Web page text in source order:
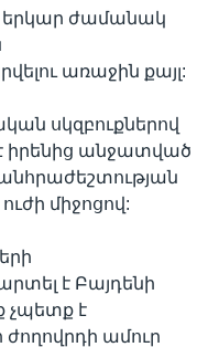
երկար ժամանակ
առաջին քայլ:
սկզբուքներով
իրենից անջատված
միջոցով:
է Բայդենի
չպետք է
ամուր